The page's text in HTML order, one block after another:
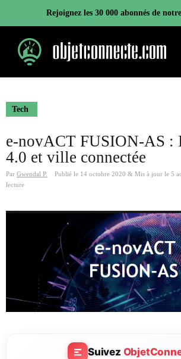
contenu
Rejoignez les 30 000 abonnés de
Tech
e-novACT FUSION-AS :
4.0 et ville connectée
Par Gwendal P. Publié le 14 octobre 2020 & Mis à jour le 5
lecture
Suivez